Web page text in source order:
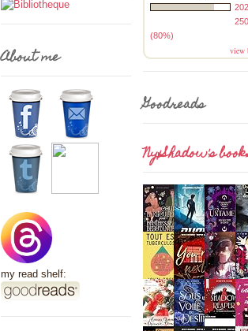
About me
my read shelf:
250
(80%)
view
Goodreads
NyxShadow's